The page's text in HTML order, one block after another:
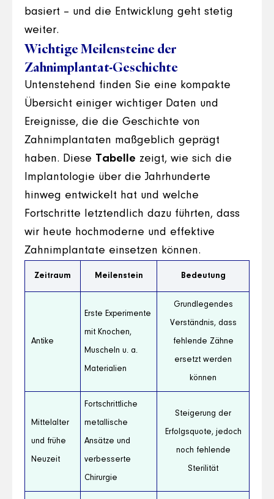
basiert – und die Entwicklung geht stetig
weiter.
Wichtige Meilensteine der
Zahnimplantat-Geschichte
Untenstehend finden Sie eine kompakte
Übersicht einiger wichtiger Daten und
Ereignisse, die die Geschichte von
Zahnimplantaten maßgeblich geprägt
haben. Diese Tabelle zeigt, wie sich die
Implantologie über die Jahrhunderte
hinweg entwickelt hat und welche
Fortschritte letztendlich dazu führten, dass
wir heute hochmoderne und effektive
Zahnimplantate einsetzen können.
Zeitraum Meilenstein Bedeutung
Antike
Erste Experimente
mit Knochen,
Muscheln u. a.
Materialien
Grundlegendes
Verständnis, dass
fehlende Zähne
ersetzt werden
können
Mittelalter
und frühe
Neuzeit
Fortschrittliche
metallische
Ansätze und
verbesserte
Chirurgie
Steigerung der
Erfolgsquote, jedoch
noch fehlende
Sterilität